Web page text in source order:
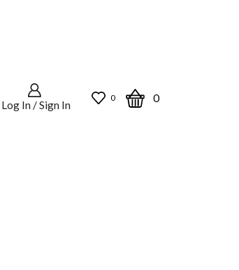
Log In / Sign In
0 0